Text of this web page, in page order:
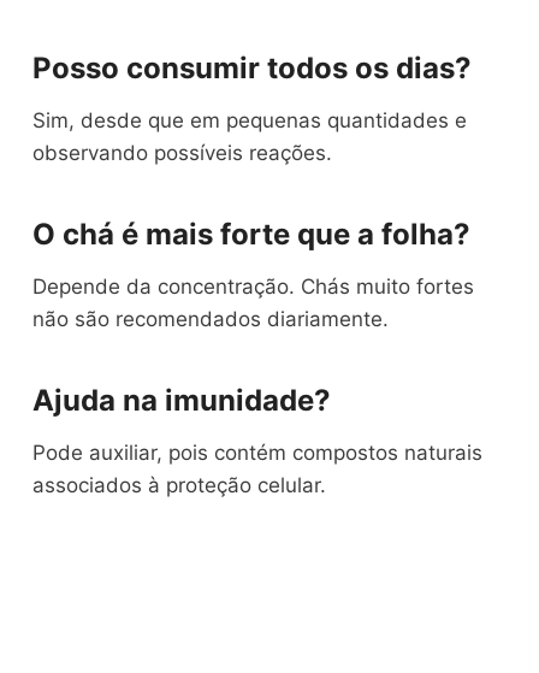
Posso consumir todos os dias?
Sim, desde que em pequenas quantidades e
observando possíveis reações.
O chá é mais forte que a folha?
Depende da concentração. Chás muito fortes
não são recomendados diariamente.
Ajuda na imunidade?
Pode auxiliar, pois contém compostos naturais
associados à proteção celular.